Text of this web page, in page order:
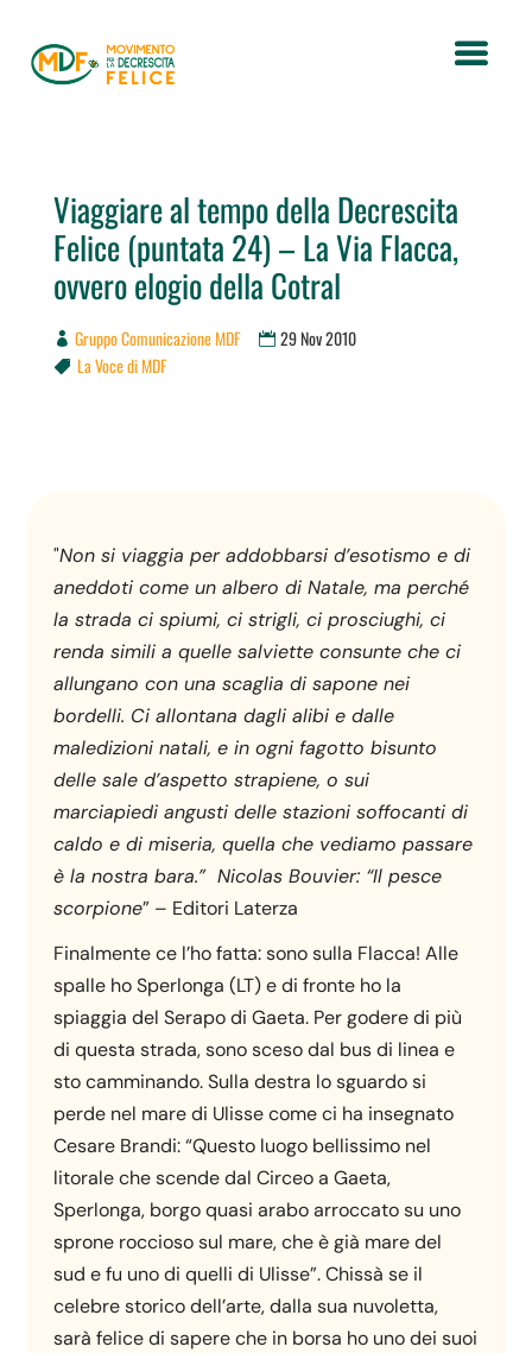
Viaggiare al tempo della Decrescita
Felice (puntata 24) – La Via Flacca,
ovvero elogio della Cotral
Gruppo Comunicazione MDF 29 Nov 2010
 La Voce di MDF
"Non si viaggia per addobbarsi d’esotismo e di
aneddoti come un albero di Natale, ma perché
la strada ci spiumi, ci strigli, ci prosciughi, ci
renda simili a quelle salviette consunte che ci
allungano con una scaglia di sapone nei
bordelli. Ci allontana dagli alibi e dalle
maledizioni natali, e in ogni fagotto bisunto
delle sale d’aspetto strapiene, o sui
marciapiedi angusti delle stazioni soffocanti di
caldo e di miseria, quella che vediamo passare
è la nostra bara.” Nicolas Bouvier: “Il pesce
scorpione” – Editori Laterza
Finalmente ce l’ho fatta: sono sulla Flacca! Alle
spalle ho Sperlonga (LT) e di fronte ho la
spiaggia del Serapo di Gaeta. Per godere di più
di questa strada, sono sceso dal bus di linea e
sto camminando. Sulla destra lo sguardo si
perde nel mare di Ulisse come ci ha insegnato
Cesare Brandi: “Questo luogo bellissimo nel
litorale che scende dal Circeo a Gaeta,
Sperlonga, borgo quasi arabo arroccato su uno
sprone roccioso sul mare, che è già mare del
sud e fu uno di quelli di Ulisse”. Chissà se il
celebre storico dell’arte, dalla sua nuvoletta,
sarà felice di sapere che in borsa ho uno dei suoi